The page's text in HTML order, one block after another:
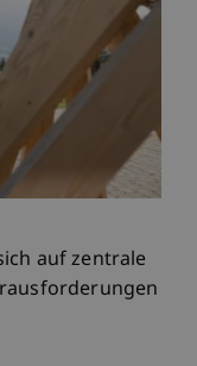
auf zentrale